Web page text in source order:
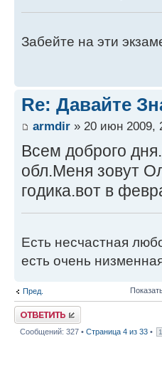
Забейте на эти
Re: Давайте
armdir » 20 июн 2009,
Всем доброго
обл.Меня зовут
годика.вот в
Есть несчастная
есть очень
Пред.
Ответить
Сообщений: 327 • Страница 4 из 33 • 1